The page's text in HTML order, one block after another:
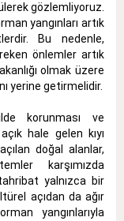
gözlemliyoruz.
yangınları artık
Bu nedenle,
önlemler artık
olmak üzere
yerine getirmelidir.
korunması ve
hale gelen kıyı
doğal alanlar,
karşımızda
yalnızca bir
açıdan da ağır
yangınlarıyla